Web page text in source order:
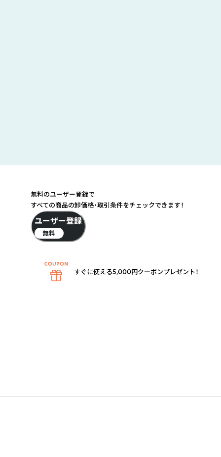
無料のユーザー登録で
すべての商品の卸価格・取引条件をチェックできます！
ユーザー登録
無料
すぐに使える5,000円クーポンプレゼント！